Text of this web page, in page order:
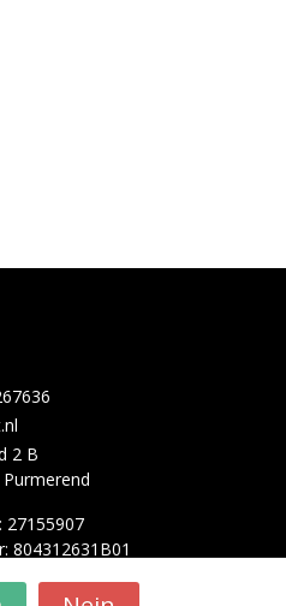
2 B
Purmerend
27155907
804312631B01